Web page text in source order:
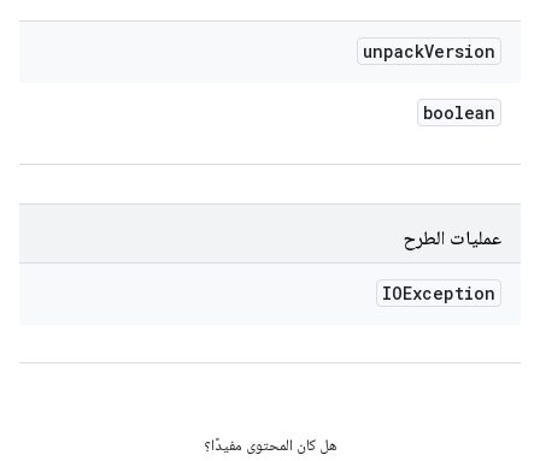
unpackVersion
boolean
عمليات الطرح
IOException
هل كان المحتوى مفيدًا؟